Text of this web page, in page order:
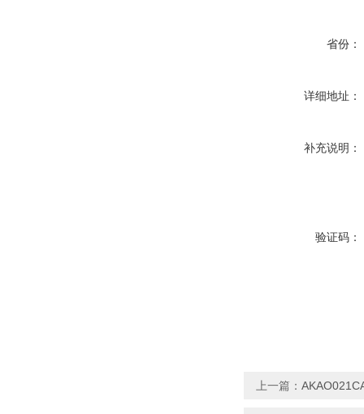
省份：
详细地址：
补充说明：
验证码：
上一篇：